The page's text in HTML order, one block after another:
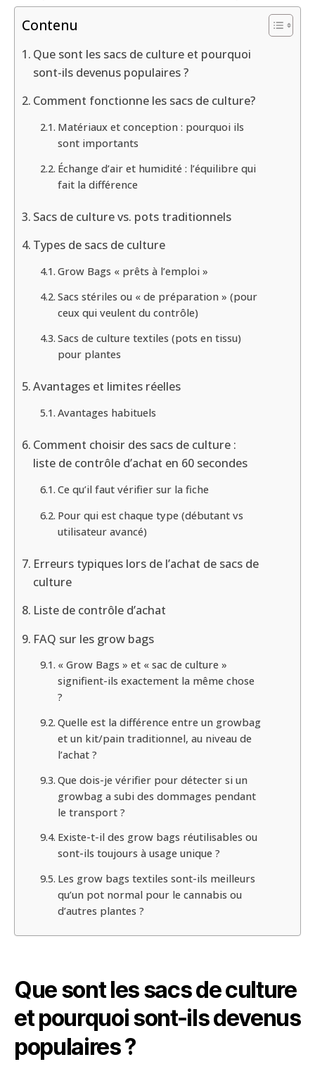
Contenu
Que sont les sacs de culture et pourquoi
sont-ils devenus populaires ?
Comment fonctionne les sacs de culture?
Matériaux et conception : pourquoi ils
sont importants
Échange d’air et humidité : l’équilibre qui
fait la différence
Sacs de culture vs. pots traditionnels
Types de sacs de culture
Grow Bags « prêts à l’emploi »
Sacs stériles ou « de préparation » (pour
ceux qui veulent du contrôle)
Sacs de culture textiles (pots en tissu)
pour plantes
Avantages et limites réelles
Avantages habituels
Comment choisir des sacs de culture :
liste de contrôle d’achat en 60 secondes
Ce qu’il faut vérifier sur la fiche
Pour qui est chaque type (débutant vs
utilisateur avancé)
Erreurs typiques lors de l’achat de sacs de
culture
Liste de contrôle d’achat
FAQ sur les grow bags
« Grow Bags » et « sac de culture »
signifient-ils exactement la même chose
?
Quelle est la différence entre un growbag
et un kit/pain traditionnel, au niveau de
l’achat ?
Que dois-je vérifier pour détecter si un
growbag a subi des dommages pendant
le transport ?
Existe-t-il des grow bags réutilisables ou
sont-ils toujours à usage unique ?
Les grow bags textiles sont-ils meilleurs
qu’un pot normal pour le cannabis ou
d’autres plantes ?
Que sont les sacs de culture
et pourquoi sont-ils devenus
populaires ?